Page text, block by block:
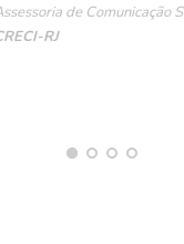
de Comunicação
RJ